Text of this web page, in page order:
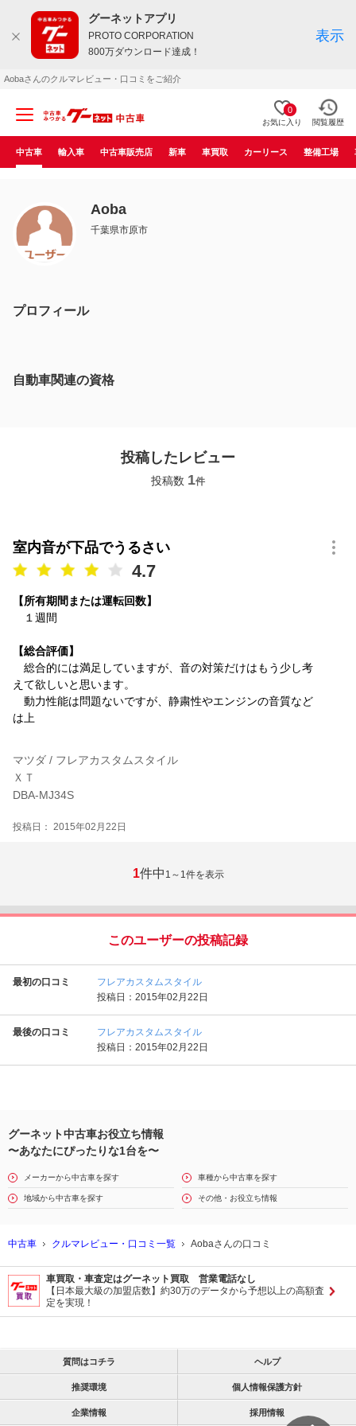
グーネットアプリ
PROTO CORPORATION
800万ダウンロード達成！
表示
Aobaさんのクルマレビュー・口コミをご紹介
0
お気に入り 閲覧履歴
中古車 輸入車 中古車販売店 新車 車買取 カーリース 整備工場
Aoba
千葉県市原市
プロフィール
自動車関連の資格
投稿したレビュー
投稿数 1件
室内音が下品でうるさい
4.7
【所有期間または運転回数】
１週間
【総合評価】
総合的には満足していますが、音の対策だけはもう少し考
えて欲しいと思います。
動力性能は問題ないですが、静粛性やエンジンの音質など
は上
マツダ / フレアカスタムスタイル
ＸＴ
DBA-MJ34S
投稿日： 2015年02月22日
1件中 1～1件を表示
このユーザーの投稿記録
最初の口コミ
フレアカスタムスタイル
投稿日：2015年02月22日
最後の口コミ
フレアカスタムスタイル
投稿日：2015年02月22日
グーネット中古車お役立ち情報
〜あなたにぴったりな1台を〜
メーカーから中古車を探す 車種から中古車を探す
地域から中古車を探す その他・お役立ち情報
中古車 クルマレビュー・口コミ一覧 Aobaさんの口コミ
車買取・車査定はグーネット買取 営業電話なし
【日本最大級の加盟店数】約30万のデータから予想以上の高額査
定を実現！
質問はコチラ ヘルプ
推奨環境 個人情報保護方針
企業情報 採用情報